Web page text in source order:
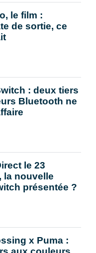
le film :
de sortie, ce
: deux tiers
Bluetooth ne
le 23
la nouvelle
présentée ?
x Puma :